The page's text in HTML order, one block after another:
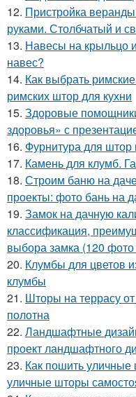
12. Пристройка
руками. Столбчатый и
13. Навесы на крыльцо
навес?
14. Как выбрать
римских штор для кухни
15. Здоровые
здоровья» с
16. Фурнитура для штор
17. Камень для клумб.
18. Строим баню на
проекты: фото бань на
19. Замок на дачную
классификация,
выбора замка (120
20. Клумбы для цветов
клумбы
21. Шторы на террасу
полотна
22. Ландшафтные
проект ландшафтного
23. Как пошить уличные
уличные шторы